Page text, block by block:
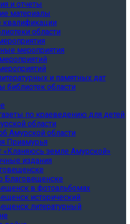
и отчеты
материалы
области
мероприятия
и памятных дат
библиотек области
по краеведению для детей
области
Амурской области
Приамурья
«Кланяюсь земле Амурской»
издания
Благовещенске
в фотоальбомах
исторический
литературный